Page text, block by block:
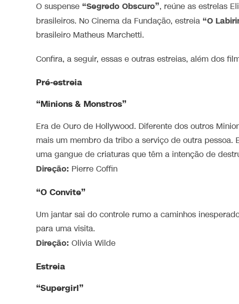
O suspense “Segredo Obscuro”, reúne as estrelas
brasileiros. No Cinema da Fundação, estreia “O
brasileiro Matheus Marchetti.
Confira, a seguir, essas e outras estreias, além dos
Pré-estreia
“Minions & Monstros”
Era de Ouro de Hollywood. Diferente dos outros
mais um membro da tribo a serviço de outra
uma gangue de criaturas que têm a intenção de
Direção: Pierre Coffin
“O Convite”
Um jantar sai do controle rumo a caminhos
para uma visita.
Direção: Olivia Wilde
Estreia
“Supergirl”